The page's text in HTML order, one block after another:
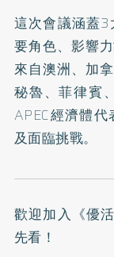
這次會議涵蓋
要角色、影響
來自澳洲、加
秘魯、菲律賓
APEC經濟體
及面臨挑戰。
歡迎加入 《優
先看！